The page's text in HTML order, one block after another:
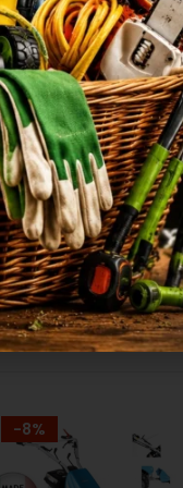
0,2
5,5
25
20 cm
otel forjat
Japonia
-8%